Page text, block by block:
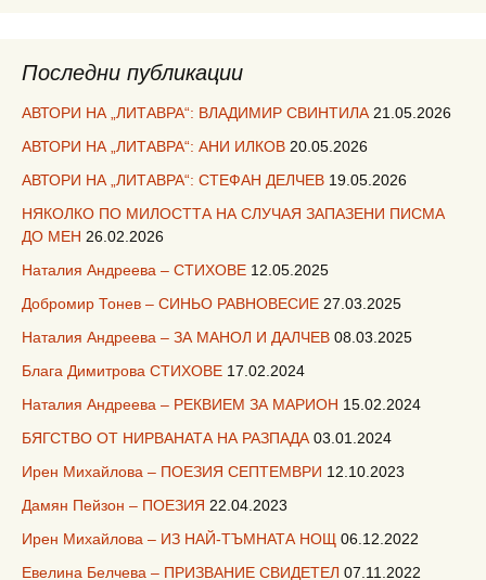
Последни публикации
АВТОРИ НА „ЛИТАВРА“: ВЛАДИМИР СВИНТИЛА 21.05.2026
АВТОРИ НА „ЛИТАВРА“: АНИ ИЛКОВ 20.05.2026
АВТОРИ НА „ЛИТАВРА“: СТЕФАН ДЕЛЧЕВ 19.05.2026
НЯКОЛКО ПО МИЛОСТТА НА СЛУЧАЯ ЗАПАЗЕНИ ПИСМА
ДО МЕН 26.02.2026
Наталия Андреева – СТИХОВЕ 12.05.2025
Добромир Тонев – СИНЬО РАВНОВЕСИЕ 27.03.2025
Наталия Андреева – ЗА МАНОЛ И ДАЛЧЕВ 08.03.2025
Блага Димитрова СТИХОВЕ 17.02.2024
Наталия Андреева – РЕКВИЕМ ЗА МАРИОН 15.02.2024
БЯГСТВО ОТ НИРВАНАТА НА РАЗПАДА 03.01.2024
Ирен Михайлова – ПОЕЗИЯ СЕПТЕМВРИ 12.10.2023
Дамян Пейзон – ПОЕЗИЯ 22.04.2023
Ирен Михайлова – ИЗ НАЙ-ТЪМНАТА НОЩ 06.12.2022
Евелина Белчева – ПРИЗВАНИЕ СВИДЕТЕЛ 07.11.2022